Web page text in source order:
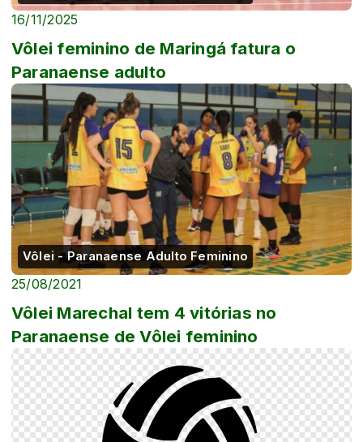
16/11/2025
Vôlei feminino de Maringá fatura o
Paranaense adulto
Vôlei - Paranaense Adulto Feminino
25/08/2021
Vôlei Marechal tem 4 vitórias no
Paranaense de Vôlei feminino